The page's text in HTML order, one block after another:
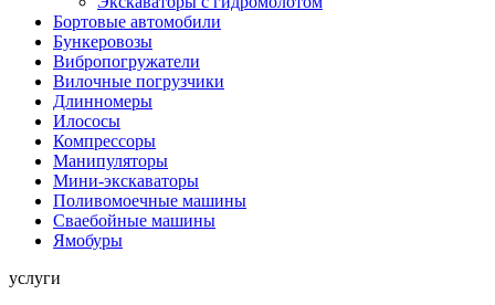
Бортовые автомобили
Бункеровозы
Вибропогружатели
Вилочные погрузчики
Длинномеры
Илососы
Компрессоры
Манипуляторы
Мини-экскаваторы
Поливомоечные машины
Сваебойные машины
Ямобуры
услуги